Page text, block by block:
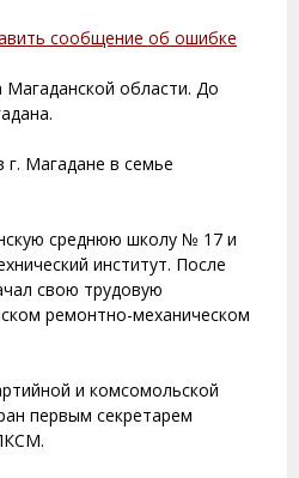
сообщение об ошибке
Магаданской области. До
г. Магадане в семье
среднюю школу № 17 и
институт. После
свою трудовую
ремонтно-механическом
и комсомольской
первым секретарем